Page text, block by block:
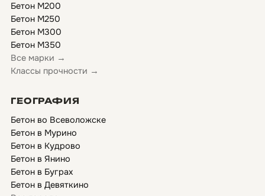
Бетон М200
Бетон М250
Бетон М300
Бетон М350
Все марки →
Классы прочности →
ГЕОГРАФИЯ
Бетон во Всеволожске
Бетон в Мурино
Бетон в Кудрово
Бетон в Янино
Бетон в Буграх
Бетон в Девяткино